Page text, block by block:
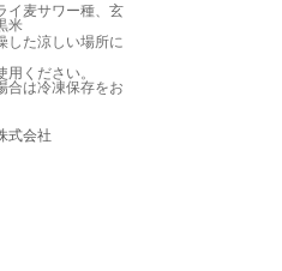
イ麦サワー種、玄
米
した涼しい場所に
ください。
合は冷凍保存をお
式会社